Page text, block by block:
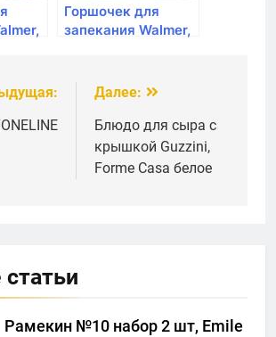
Горшочек для
запекания Walmer,
Далее:
Блюдо для сыра с
крышкой Guzzini,
Forme Casa белое
Рамекин №10 набор 2 шт, Emile